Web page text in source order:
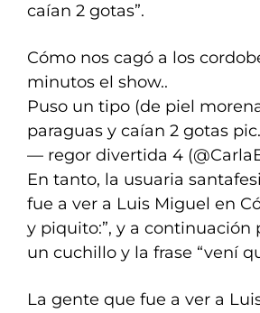
caían 2 gotas”.
Cómo nos cagó a los
minutos el show..
Puso un tipo (de piel
paraguas y caían 2 gotas
— regor divertida 4
En tanto, la usuaria
fue a ver a Luis Miguel en
y piquito:”, y a
un cuchillo y la frase “vení
La gente que fue a ver a